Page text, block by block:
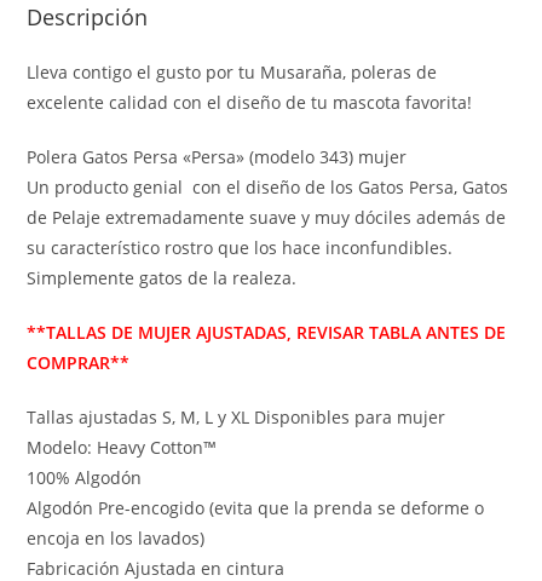
Descripción
Lleva contigo el gusto por tu Musaraña, poleras de
excelente calidad con el diseño de tu mascota favorita!
Polera Gatos Persa «Persa» (modelo 343) mujer
Un producto genial con el diseño de los Gatos Persa, Gatos
de Pelaje extremadamente suave y muy dóciles además de
su característico rostro que los hace inconfundibles.
Simplemente gatos de la realeza.
**TALLAS DE MUJER AJUSTADAS, REVISAR TABLA ANTES DE
COMPRAR**
Tallas ajustadas S, M, L y XL Disponibles para mujer
Modelo: Heavy Cotton™
100% Algodón
Algodón Pre-encogido (evita que la prenda se deforme o
encoja en los lavados)
Fabricación Ajustada en cintura